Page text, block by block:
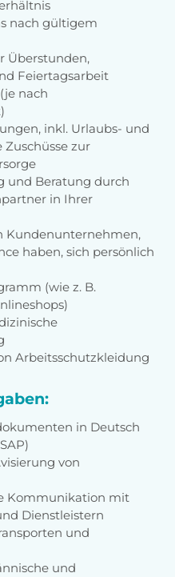
nach gültigem
Überstunden,
Feiertagsarbeit
nach
inkl. Urlaubs- und
zur
und Beratung durch
in Ihrer
Kundenunternehmen,
haben, sich persönlich
(wie z. B.
Arbeitsschutzkleidung
in Deutsch
von
Kommunikation mit
Dienstleistern
und
und